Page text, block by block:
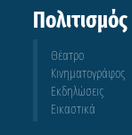
Πολιτισμός
Θέατρο
Κινηματογράφος
Εκδηλώσεις
Εικαστικά